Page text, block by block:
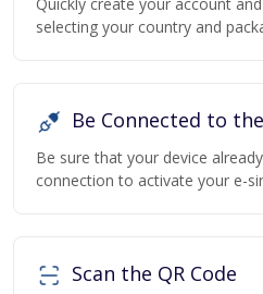
selecting your country and
Be Connected to
Be sure that your device
connection to activate your e-
Scan the QR Code